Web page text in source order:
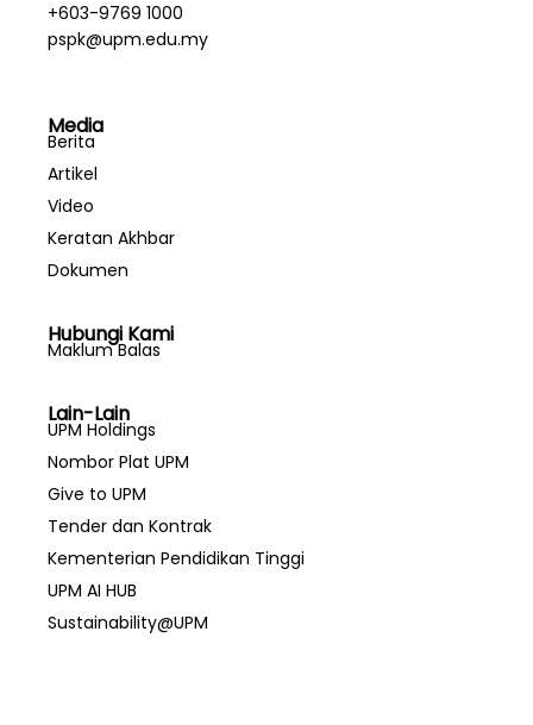
+603-9769 1000
pspk@upm.edu.my
Media
Berita
Artikel
Video
Keratan Akhbar
Dokumen
Hubungi Kami
Maklum Balas
Lain-Lain
UPM Holdings
Nombor Plat UPM
Give to UPM
Tender dan Kontrak
Kementerian Pendidikan Tinggi
UPM AI HUB
Sustainability@UPM